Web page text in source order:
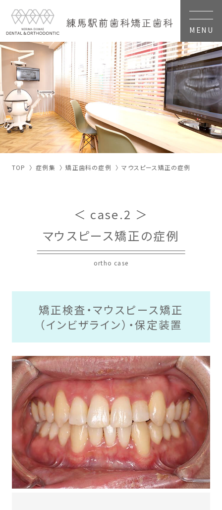
TOP 症例集 矯正歯科の症例 マウスピース矯正の症例
＜ case.2 ＞
マウスピース矯正の症例
ortho case
矯正検査・マウスピース矯正
（インビザライン）・保定装置
MENU